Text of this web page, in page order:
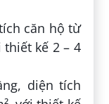
căn hộ từ
thiết kế 2 – 4
diện tích